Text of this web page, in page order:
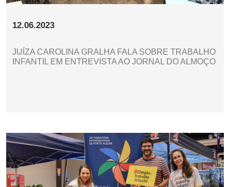
12.06.2023
JUÍZA CAROLINA GRALHA FALA SOBRE TRABALHO
INFANTIL EM ENTREVISTA AO JORNAL DO ALMOÇO